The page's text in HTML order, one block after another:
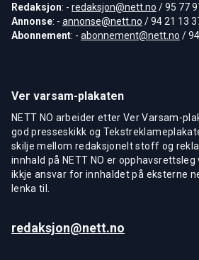
Redaksjon: - redaksjon@nett.no / 95 77
Annonse: - annonse@nett.no / 94 21 13
Abonnement: - abonnement@nett.no /
Ver varsam-plakaten
NETT NO arbeider etter Ver Varsam-
god presseskikk og
skilje mellom redaksjonelt stoff og
innhald på NETT NO er opphavsrettsleg
ikkje ansvar for innhaldet på eksterne
lenka til.
redaksjon@nett.no